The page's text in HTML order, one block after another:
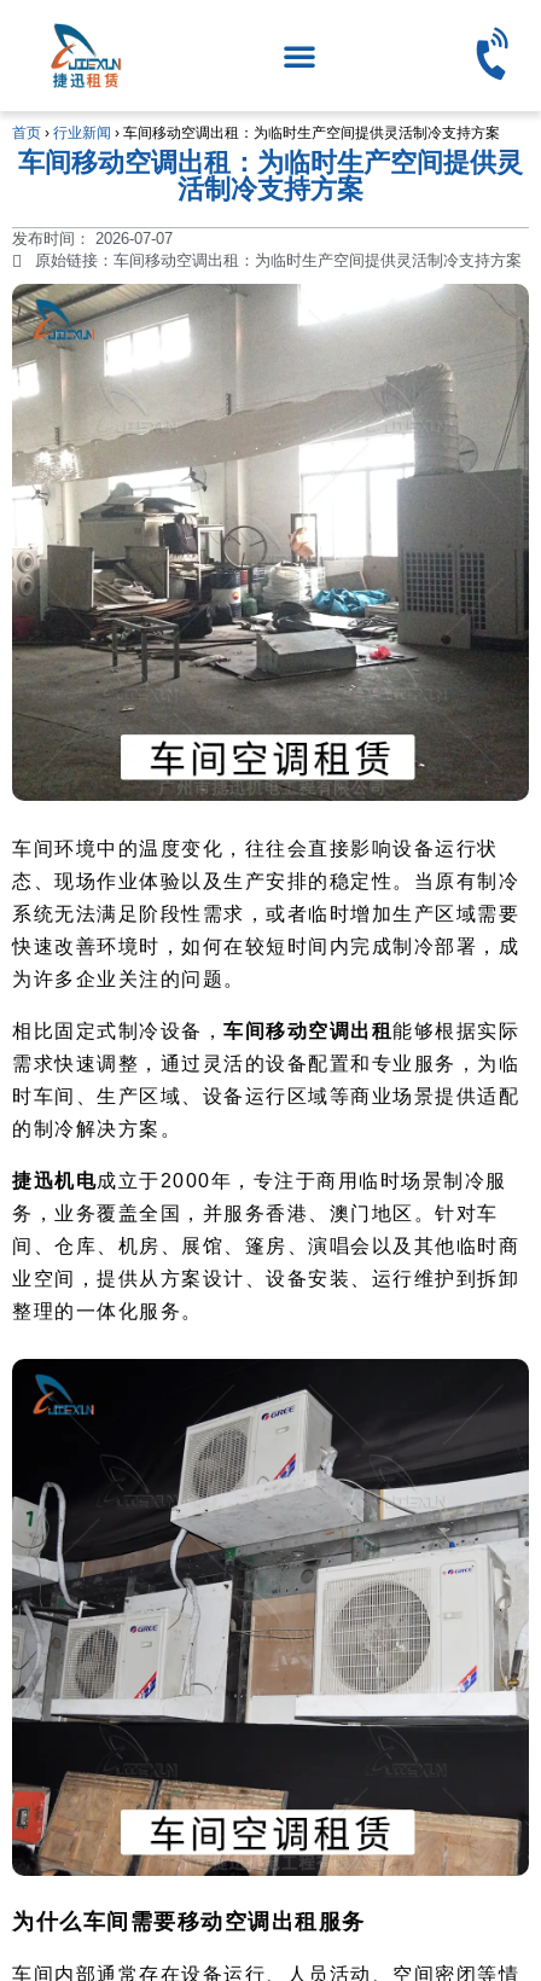
首页 › 行业新闻 › 车间移动空调出租：为临时生产空间提供灵活制冷支持方案
车间移动空调出租：为临时生产空间提供灵
活制冷支持方案
发布时间： 2026-07-07
原始链接：车间移动空调出租：为临时生产空间提供灵活制冷支持方案
车间环境中的温度变化，往往会直接影响设备运行状
态、现场作业体验以及生产安排的稳定性。当原有制冷
系统无法满足阶段性需求，或者临时增加生产区域需要
快速改善环境时，如何在较短时间内完成制冷部署，成
为许多企业关注的问题。
相比固定式制冷设备， 车间移动空调出租 能够根据实际
需求快速调整，通过灵活的设备配置和专业服务，为临
时车间、生产区域、设备运行区域等商业场景提供适配
的制冷解决方案。
捷迅机电成立于2000年，专注于商用临时场景制冷服
务，业务覆盖全国，并服务香港、澳门地区。针对车
间、仓库、机房、展馆、篷房、演唱会以及其他临时商
业空间，提供从方案设计、设备安装、运行维护到拆卸
整理的一体化服务。
为什么车间需要移动空调出租服务
车间内部通常存在设备运行、人员活动、空间密闭等情